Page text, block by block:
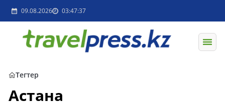
09.08.2026 03:47:37
Тегтер
Астана